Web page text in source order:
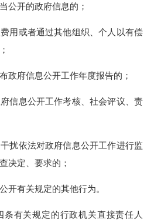
公开的政府信息的；
或者通过其他组织、个人以有偿
府信息公开工作年度报告的；
息公开工作考核、社会评议、责
依法对政府信息公开工作进行监
决定、要求的；
有关规定的其他行为。
关规定的行政机关直接责任人